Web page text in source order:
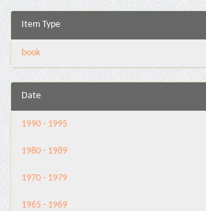
Item Type
book
Date
1990 - 1995
1980 - 1989
1970 - 1979
1965 - 1969